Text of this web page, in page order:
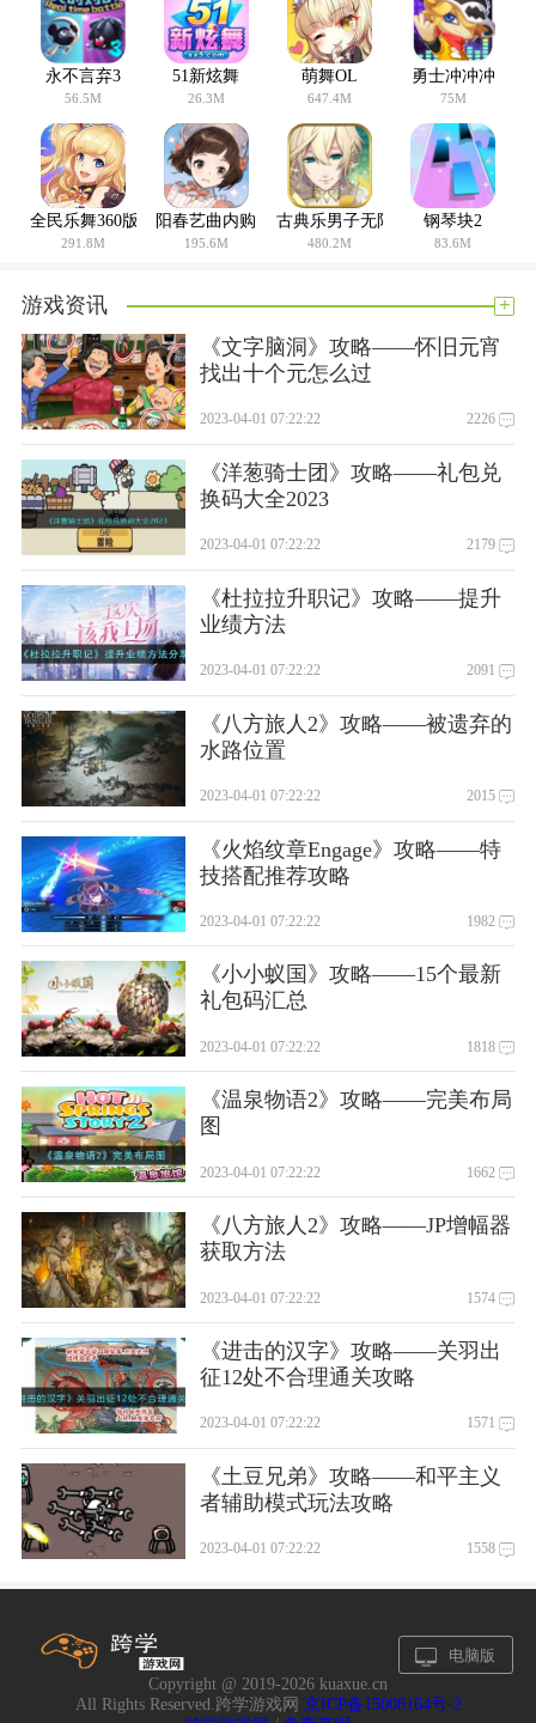
游戏采用Unity3D引擎呈现高品质画面和精致舞蹈场景，更
有华丽的粒子光效使画面特效更加绚丽逼真
豪华声优阵容献声
游戏邀请了日本超人气组合献唱演绎游戏主题曲，更有豪
华声优阵容倾情加盟，为游戏人物角色配音
融入二次元动漫元素，以丰富剧情连贯整个游戏。使玩家
拥有强烈代入感，创造属于自己的梦幻世界。
丰富的社交玩法
团、家族、情侣等模式的社交系统，是休闲手游和交友娱乐的
最佳选择哦!
作为游戏的核心玩法之一，换装系统可谓本作一大亮点!游
戏内有数百款服装、饰品等道具。更结合了关卡任务，需要玩
家根据任务提示搭配不同风格的服饰。
更新日志
v1.8.0909更新&优化内容：1、服饰升星提升至10级2、婚龄等级提升至22
级3、新增一套婚纱：灿金婚礼套装4、魔法神灯主题关卡新增第11章
v1.8.0708新增内容：1、新特权时空追忆者即将到来2、婚龄等级提升至
21级3、新增一套婚纱-紫藤心恋套装
永不言弃3
56.5M
51新炫舞
26.3M
萌舞OL
647.4M
勇士冲冲冲
75M
全民乐舞360版
291.8M
阳春艺曲内购
195.6M
古典乐男子无限音律版
480.2M
钢琴块2
83.6M
游戏资讯 +
《文字脑洞》攻略——怀旧元宵
找出十个元怎么过
2023-04-01 07:22:22 2226
《洋葱骑士团》攻略——礼包兑
换码大全2023
2023-04-01 07:22:22 2179
《杜拉拉升职记》攻略——提升
业绩方法
2023-04-01 07:22:22 2091
《八方旅人2》攻略——被遗弃的
水路位置
2023-04-01 07:22:22 2015
《火焰纹章Engage》攻略——特
技搭配推荐攻略
2023-04-01 07:22:22 1982
《小小蚁国》攻略——15个最新
礼包码汇总
2023-04-01 07:22:22 1818
《温泉物语2》攻略——完美布局
图
2023-04-01 07:22:22 1662
《八方旅人2》攻略——JP增幅器
获取方法
2023-04-01 07:22:22 1574
《进击的汉字》攻略——关羽出
征12处不合理通关攻略
2023-04-01 07:22:22 1571
《土豆兄弟》攻略——和平主义
者辅助模式玩法攻略
2023-04-01 07:22:22 1558
电脑版
Copyright @ 2019-2026 kuaxue.cn
All Rights Reserved.跨学游戏网 京ICP备15008164号-2